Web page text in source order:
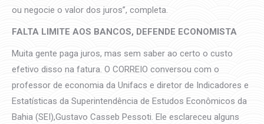
ou negocie o valor dos juros”, completa.
FALTA LIMITE AOS BANCOS, DEFENDE ECONOMISTA
Muita gente paga juros, mas sem saber ao certo o custo
efetivo disso na fatura. O CORREIO conversou com o
professor de economia da Unifacs e diretor de Indicadores e
Estatísticas da Superintendência de Estudos Econômicos da
Bahia (SEI),Gustavo Casseb Pessoti. Ele esclareceu alguns